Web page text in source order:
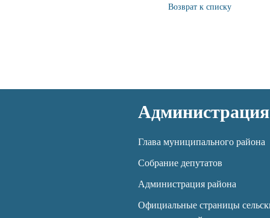
Возврат к списку
Администрация
Глава муниципального района
Собрание депутатов
Администрация района
Официальные страницы